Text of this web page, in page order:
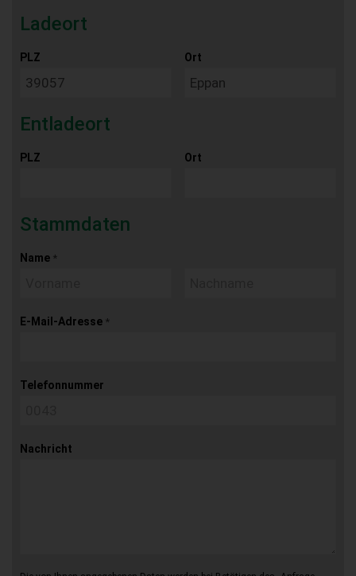
Ladeort
PLZ Ort
Entladeort
PLZ Ort
Stammdaten
Name *
E-Mail-Adresse *
Telefonnummer
Nachricht